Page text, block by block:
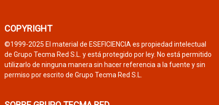
COPYRIGHT
©1999-2025 El material de ESEFICIENCIA es propiedad intelectual
de Grupo Tecma Red S.L. y está protegido por ley. No está permitido
utilizarlo de ninguna manera sin hacer referencia a la fuente y sin
permiso por escrito de Grupo Tecma Red S.L.